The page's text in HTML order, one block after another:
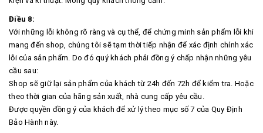
Điều 8:
Với những lỗi không rõ ràng và cụ thể, để chứng minh sản phẩm lỗi khi
mang đến shop, chúng tôi sẽ tạm thời tiếp nhận để xác định chính xác
lỗi của sản phẩm. Do đó quý khách phải đồng ý chấp nhận những yêu
cầu sau:
Shop sẽ giữ lại sản phẩm của khách từ 24h đến 72h để kiểm tra. Hoặc
theo thời gian của hãng sản xuất, nhà cung cấp yêu cầu.
Được quyền đồng ý của khách để xử lý theo mục số 7 của Quy Định
Bảo Hành này.